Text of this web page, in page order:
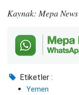
Kaynak: Mepa News
Etiketler :
Yemen